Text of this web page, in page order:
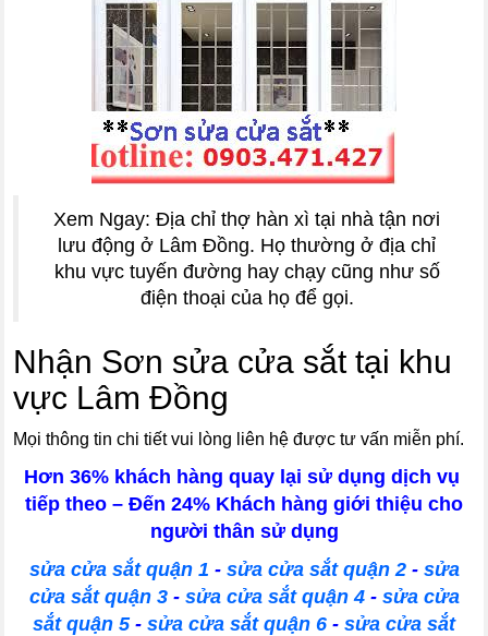
Xem Ngay: Địa chỉ thợ hàn xì tại nhà tận nơi
lưu động ở Lâm Đồng. Họ thường ở địa chỉ
khu vực tuyến đường hay chạy cũng như số
điện thoại của họ để gọi.
Nhận Sơn sửa cửa sắt tại khu
vực Lâm Đồng
Mọi thông tin chi tiết vui lòng liên hệ được tư vấn miễn phí.
Hơn 36% khách hàng quay lại sử dụng dịch vụ
tiếp theo – Đến 24% Khách hàng giới thiệu cho
người thân sử dụng
sửa cửa sắt quận 1 - sửa cửa sắt quận 2- sửa
cửa sắt quận 3- sửa cửa sắt quận 4- sửa cửa
sắt quận 5- sửa cửa sắt quận 6 - sửa cửa sắt